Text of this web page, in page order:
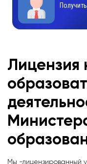
Лицензия
Мы -лицензированный